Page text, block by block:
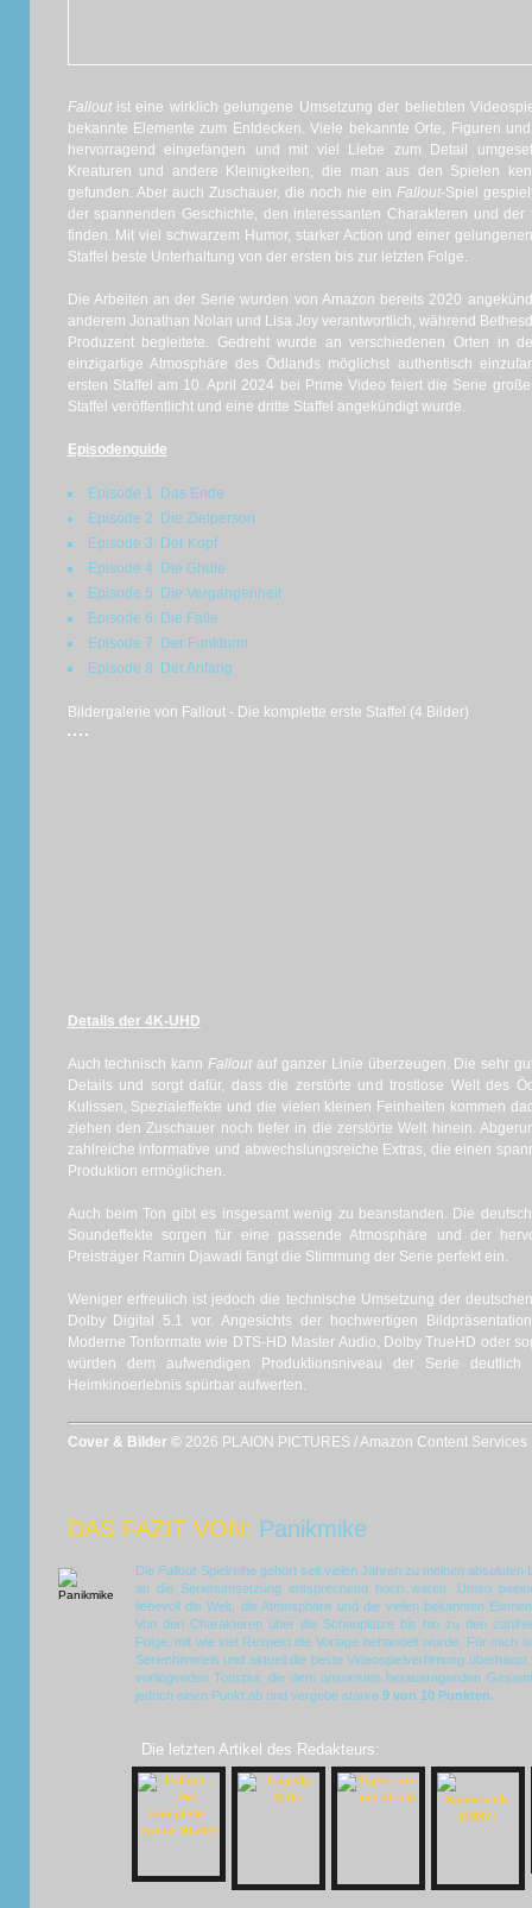
Fallout ist eine wirklich gelungene Umsetzung der beliebten
bekannte Elemente zum Entdecken. Viele bekannte Orte, Figuren
hervorragend eingefangen und mit viel Liebe zum Detail
Kreaturen und andere Kleinigkeiten, die man aus den Spielen
gefunden. Aber auch Zuschauer, die noch nie ein Fallout-Spiel
der spannenden Geschichte, den interessanten Charakteren und der
finden. Mit viel schwarzem Humor, starker Action und einer
Staffel beste Unterhaltung von der ersten bis zur letzten Folge.
Die Arbeiten an der Serie wurden von Amazon bereits 2020
anderem Jonathan Nolan und Lisa Joy verantwortlich, während
Produzent begleitete. Gedreht wurde an verschiedenen Orten in
einzigartige Atmosphäre des Ödlands möglichst authentisch
ersten Staffel am 10. April 2024 bei Prime Video feiert die Serie
Staffel veröffentlicht und eine dritte Staffel angekündigt wurde.
Episodenguide
Episode 1: Das Ende
Episode 2: Die Zielperson
Episode 3: Der Kopf
Episode 4: Die Ghule
Episode 5: Die Vergangenheit
Episode 6: Die Falle
Episode 7: Der Funkturm
Episode 8: Der Anfang
Bildergalerie von Fallout - Die komplette erste Staffel (4 Bilder)
Details der 4K-UHD
Auch technisch kannFallout auf ganzer Linie überzeugen. Die sehr
Details und sorgt dafür, dass die zerstörte und trostlose Welt des
Kulissen, Spezialeffekte und die vielen kleinen Feinheiten kommen
ziehen den Zuschauer noch tiefer in die zerstörte Welt hinein.
zahlreiche informative und abwechslungsreiche Extras, die einen
Produktion ermöglichen.
Auch beim Ton gibt es insgesamt wenig zu beanstanden. Die
Soundeffekte sorgen für eine passende Atmosphäre und der
Preisträger Ramin Djawadi fängt die Stimmung der Serie perfekt ein.
Weniger erfreulich ist jedoch die technische Umsetzung der
Dolby Digital 5.1 vor. Angesichts der hochwertigen
Moderne Tonformate wie DTS-HD Master Audio, Dolby TrueHD oder
würden dem aufwendigen Produktionsniveau der Serie
Heimkinoerlebnis spürbar aufwerten.
Cover & Bilder © 2026 PLAION PICTURES / Amazon Content Services
DAS FAZIT VON: Panikmike
Die Fallout-Spielreihe gehört seit vielen Jahren zu meinen absoluten
an die Serienumsetzung entsprechend hoch waren. Umso
liebevoll die Welt, die Atmosphäre und die vielen bekannten
Von den Charakteren über die Schauplätze bis hin zu den
Folge, mit wie viel Respekt die Vorlage behandelt wurde. Für mich
Serienhimmels und aktuell die beste Videospielverfilmung
vorliegenden Tonspur, die dem ansonsten herausragenden
jedoch einen Punkt ab und vergebe starke 9 von 10 Punkten.
Die letzten Artikel des Redakteurs: